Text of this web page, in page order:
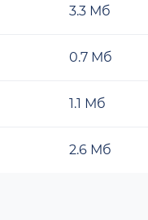
3.3 Мб
0.7 Мб
1.1 Мб
2.6 Мб